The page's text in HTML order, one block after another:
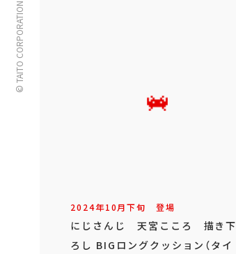
© TAITO CORPORATION
2024年10月下旬 登場
にじさんじ 天宮こころ 描き下
ろし BIGロングクッション（タイ